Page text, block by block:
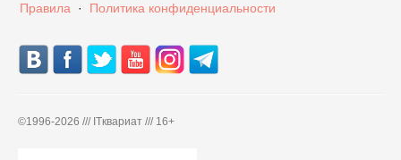
Правила
· Политика конфиденциальности
©1996-2026 /// ITквариат /// 16+